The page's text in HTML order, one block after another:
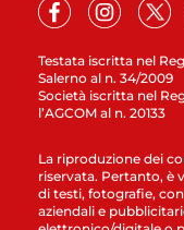
Testata iscritta nel
Salerno al n. 34/2009
Società iscritta nel
l’AGCOM al n. 20133
La riproduzione dei
riservata. Pertanto, è
di testi, fotografie,
aziendali e